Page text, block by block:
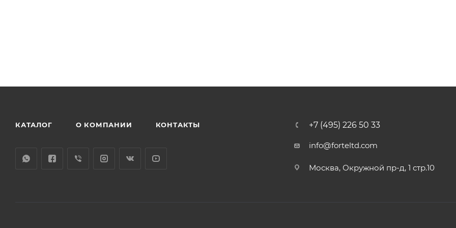
КАТАЛОГ О КОМПАНИИ КОНТАКТЫ +7 (495) 226 50 33
info@forteltd.com
Москва, Окружной пр-д, 1 стр.10